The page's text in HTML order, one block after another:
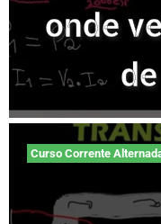
onde
Curso Corrente